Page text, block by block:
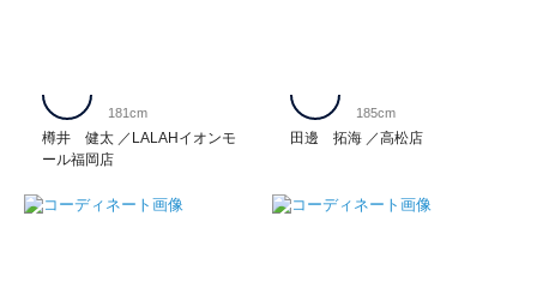
樽井 健太
LALAHイオンモ
ール福岡店
181cm
田邊 拓海 高松店
185cm